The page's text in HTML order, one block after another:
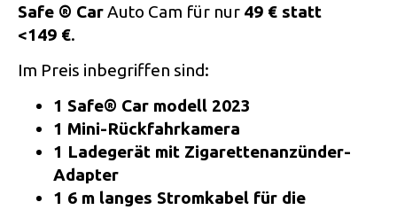
Safe ® CarAuto Cam für nur 49 € statt
<149 €.
Im Preis inbegriffen sind:
1 Safe® Car modell 2023
1 Mini-Rückfahrkamera
1 Ladegerät mit Zigarettenanzünder-
Adapter
1 6 m langes Stromkabel für die